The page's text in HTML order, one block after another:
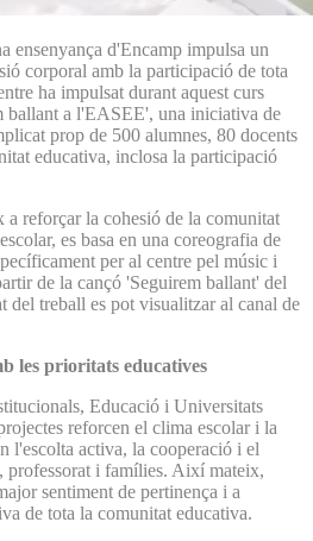
ensenyança d'Encamp impulsa un
corporal amb la participació de tota
ha impulsat durant aquest curs
ballant a l'EASEE', una iniciativa de
prop de 500 alumnes, 80 docents
educativa, inclosa la participació
reforçar la cohesió de la comunitat
es basa en una coreografia de
per al centre pel músic i
de la cançó 'Seguirem ballant' del
del treball es pot visualitzar al canal de
les prioritats educatives
Educació i Universitats
reforcen el clima escolar i la
l'escolta activa, la cooperació i el
professorat i famílies. Així mateix,
sentiment de pertinença i a
de tota la comunitat educativa.